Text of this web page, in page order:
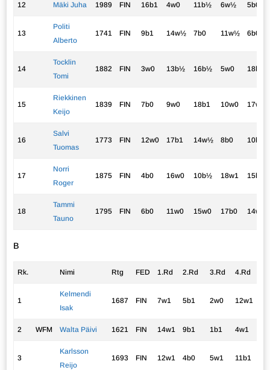
12 Mäki Juha 1989 FIN 16b1 4w0 11b½ 6w½ 5b0
13
Politi
Alberto
1741 FIN 9b1 14w½ 7b0 11w½ 6b0
14
Tocklin
Tomi
1882 FIN 3w0 13b½ 16b½ 5w0 18b1
15
Riekkinen
Keijo
1839 FIN 7b0 9w0 18b1 10w0 17w1
16
Salvi
Tuomas
1773 FIN 12w0 17b1 14w½ 8b0 10b0
17
Norri
Roger
1875 FIN 4b0 16w0 10b½ 18w1 15b0
18
Tammi
Tauno
1795 FIN 6b0 11w0 15w0 17b0 14w0
B
Rk. Nimi Rtg FED 1.Rd 2.Rd 3.Rd 4.Rd
1
Kelmendi
Isak
1687 FIN 7w1 5b1 2w0 12w1
2 WFM Walta Päivi 1621 FIN 14w1 9b1 1b1 4w1
3
Karlsson
Reijo
1693 FIN 12w1 4b0 5w1 11b1